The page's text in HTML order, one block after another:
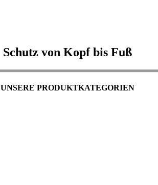
Schutz von Kopf bis Fuß
UNSERE PRODUKTKATEGORIEN